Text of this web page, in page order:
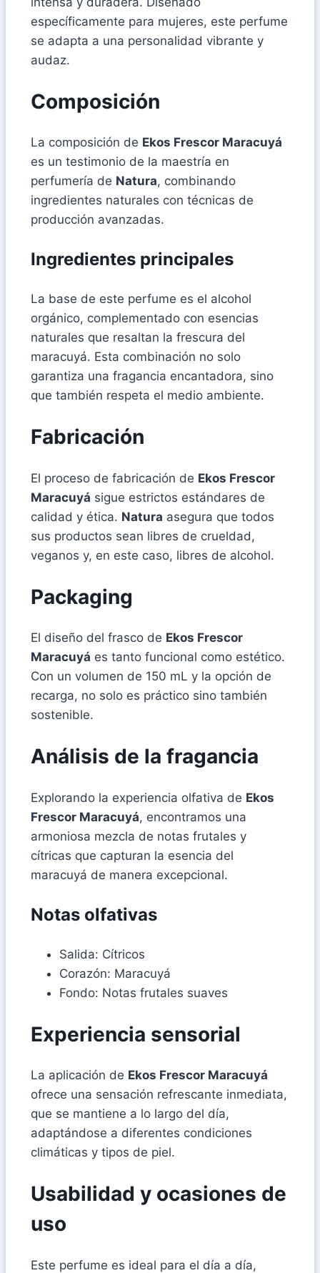
específicamente para mujeres, este perfume
se adapta a una personalidad vibrante y
audaz.
Composición
La composición de Ekos Frescor Maracuyá
es un testimonio de la maestría en
perfumería de Natura, combinando
ingredientes naturales con técnicas de
producción avanzadas.
Ingredientes principales
La base de este perfume es el alcohol
orgánico, complementado con esencias
naturales que resaltan la frescura del
maracuyá. Esta combinación no solo
garantiza una fragancia encantadora, sino
que también respeta el medio ambiente.
Fabricación
El proceso de fabricación de Ekos Frescor
Maracuyá sigue estrictos estándares de
calidad y ética. Natura asegura que todos
sus productos sean libres de crueldad,
veganos y, en este caso, libres de alcohol.
Packaging
El diseño del frasco de Ekos Frescor
Maracuyá es tanto funcional como estético.
Con un volumen de 150 mL y la opción de
recarga, no solo es práctico sino también
sostenible.
Análisis de la fragancia
Explorando la experiencia olfativa de Ekos
Frescor Maracuyá, encontramos una
armoniosa mezcla de notas frutales y
cítricas que capturan la esencia del
maracuyá de manera excepcional.
Notas olfativas
Salida: Cítricos
Corazón: Maracuyá
Fondo: Notas frutales suaves
Experiencia sensorial
La aplicación de Ekos Frescor Maracuyá
ofrece una sensación refrescante inmediata,
que se mantiene a lo largo del día,
adaptándose a diferentes condiciones
climáticas y tipos de piel.
Usabilidad y ocasiones de
uso
Este perfume es ideal para el día a día,